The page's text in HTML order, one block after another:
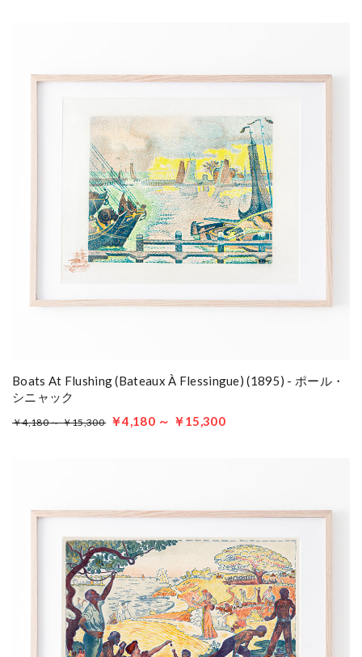
Boats At Flushing (Bateaux À Flessingue) (1895) - ポール・
シニャック
￥4,180 ～ ￥15,300 ￥4,180 ～ ￥15,300